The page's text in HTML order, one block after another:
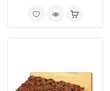
dura, de aspecto brillante y